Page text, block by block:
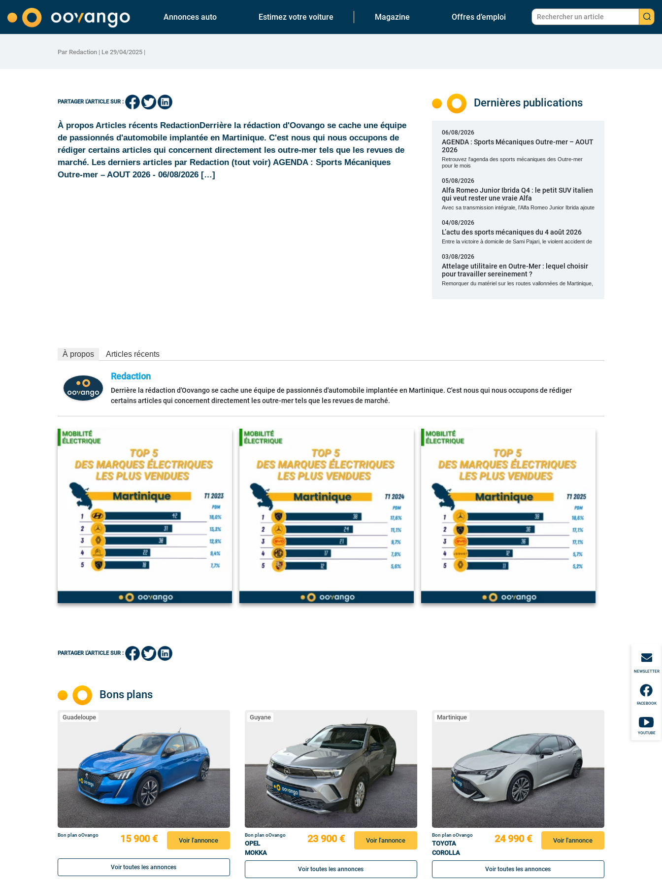
Annonces auto Estimez votre voiture Magazine Offres d’emploi
NEWSLETTER
FACEBOOK
YOUTUBE
Par Redaction | Le 29/04/2025 |
PARTAGER L'ARTICLE SUR :
À propos Articles récents RedactionDerrière la rédaction d'Oovango se cache une équipe
de passionnés d'automobile implantée en Martinique. C'est nous qui nous occupons de
rédiger certains articles qui concernent directement les outre-mer tels que les revues de
marché. Les derniers articles par Redaction (tout voir) AGENDA : Sports Mécaniques
Outre-mer – AOUT 2026 - 06/08/2026 […]
Dernières publications
06/08/2026
AGENDA : Sports Mécaniques Outre-mer – AOUT
2026
Retrouvez l'agenda des sports mécaniques des Outre-mer
pour le mois
05/08/2026
Alfa Romeo Junior Ibrida Q4 : le petit SUV italien
qui veut rester une vraie Alfa
Avec sa transmission intégrale, l’Alfa Romeo Junior Ibrida ajoute
04/08/2026
L’actu des sports mécaniques du 4 août 2026
Entre la victoire à domicile de Sami Pajari, le violent accident de
03/08/2026
Attelage utilitaire en Outre-Mer : lequel choisir
pour travailler sereinement ?
Remorquer du matériel sur les routes vallonnées de Martinique,
À propos Articles récents
Redaction
Derrière la rédaction d'Oovango se cache une équipe de passionnés d'automobile implantée en Martinique. C'est nous qui nous occupons de rédiger
certains articles qui concernent directement les outre-mer tels que les revues de marché.
PARTAGER L'ARTICLE SUR :
Bons plans
Guadeloupe
Bon plan oOvango 15 900 € Voir l'annonce
Voir toutes les annonces
Guyane
Bon plan oOvango
OPEL
MOKKA
23 900 € Voir l'annonce
Voir toutes les annonces
Martinique
Bon plan oOvango
TOYOTA
COROLLA
24 990 € Voir l'annonce
Voir toutes les annonces